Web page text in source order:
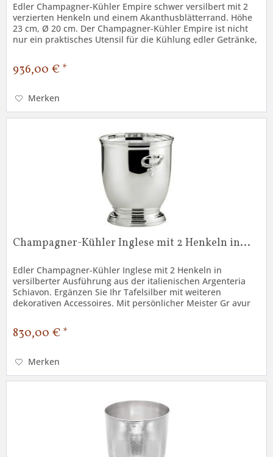
Edler Champagner-Kühler Empire schwer versilbert mit 2
verzierten Henkeln und einem Akanthusblätterrand. Höhe
23 cm, Ø 20 cm. Der Champagner-Kühler Empire ist nicht
nur ein praktisches Utensil für die Kühlung edler Getränke,
936,00 € *
Merken
Champagner-Kühler Inglese mit 2 Henkeln in...
Edler Champagner-Kühler Inglese mit 2 Henkeln in
versilberter Ausführung aus der italienischen Argenteria
Schiavon. Ergänzen Sie Ihr Tafelsilber mit weiteren
dekorativen Accessoires. Mit persönlicher Meister Gr avur
830,00 € *
Merken